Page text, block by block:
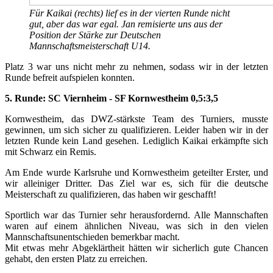
Für Kaikai (rechts) lief es in der vierten Runde nicht
gut, aber das war egal. Jan remisierte uns aus der
Position der Stärke zur Deutschen
Mannschaftsmeisterschaft U14.
Platz 3 war uns nicht mehr zu nehmen, sodass wir in der letzten
Runde befreit aufspielen konnten.
5. Runde: SC Viernheim - SF Kornwestheim 0,5:3,5
Kornwestheim, das DWZ-stärkste Team des Turniers, musste
gewinnen, um sich sicher zu qualifizieren. Leider haben wir in der
letzten Runde kein Land gesehen. Lediglich Kaikai erkämpfte sich
mit Schwarz ein Remis.
Am Ende wurde Karlsruhe und Kornwestheim geteilter Erster, und
wir alleiniger Dritter. Das Ziel war es, sich für die deutsche
Meisterschaft zu qualifizieren, das haben wir geschafft!
Sportlich war das Turnier sehr herausfordernd. Alle Mannschaften
waren auf einem ähnlichen Niveau, was sich in den vielen
Mannschaftsunentschieden bemerkbar macht.
Mit etwas mehr Abgeklärtheit hätten wir sicherlich gute Chancen
gehabt, den ersten Platz zu erreichen.